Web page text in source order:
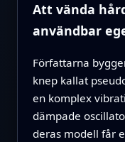
Att vända
användbar
Författarna
knep kallat
en komplex
dämpade
deras modell får